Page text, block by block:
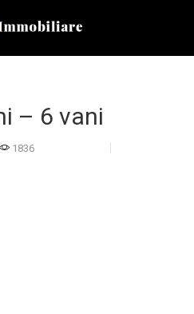
– 6 vani
1836